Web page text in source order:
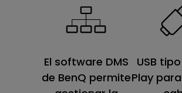
El software DMS
de BenQ permite
USB
Play